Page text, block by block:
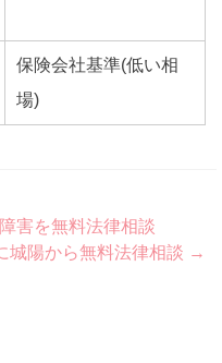
保険会社基準(低い相
場)
害を無料法律相談
城陽から無料法律相談 →